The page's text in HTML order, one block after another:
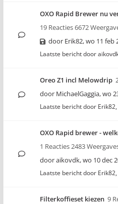
OXO Rapid Brewer nu
19 Reacties 6672
door Erik82,wo 11 feb
Laatste bericht door
Oreo Z1 incl Melowdrip
door MichaelGaggia,wo
Laatste bericht door Erik82,
OXO Rapid brewer -
1 Reacties 2483
dooraikovdk,wo 10 dec
Laatste bericht door Erik82,
Filterkoffieset kiezen 9